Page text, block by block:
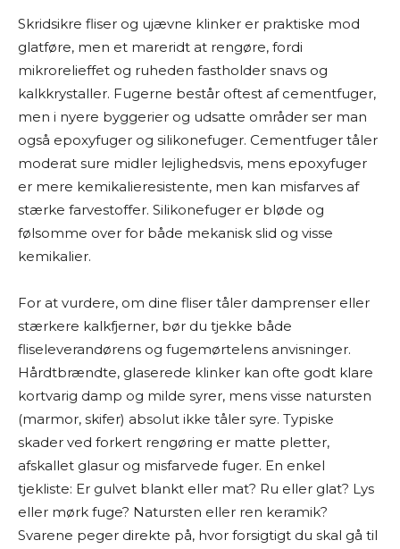
Skridsikre fliser og ujævne klinker er praktiske mod
glatføre, men et mareridt at rengøre, fordi
mikrorelieffet og ruheden fastholder snavs og
kalkkrystaller. Fugerne består oftest af cementfuger,
men i nyere byggerier og udsatte områder ser man
også epoxyfuger og silikonefuger. Cementfuger tåler
moderat sure midler lejlighedsvis, mens epoxyfuger
er mere kemikalieresistente, men kan misfarves af
stærke farvestoffer. Silikonefuger er bløde og
følsomme over for både mekanisk slid og visse
kemikalier.
For at vurdere, om dine fliser tåler damprenser eller
stærkere kalkfjerner, bør du tjekke både
fliseleverandørens og fugemørtelens anvisninger.
Hårdtbrændte, glaserede klinker kan ofte godt klare
kortvarig damp og milde syrer, mens visse natursten
(marmor, skifer) absolut ikke tåler syre. Typiske
skader ved forkert rengøring er matte pletter,
afskallet glasur og misfarvede fuger. En enkel
tjekliste: Er gulvet blankt eller mat? Ru eller glat? Lys
eller mørk fuge? Natursten eller ren keramik?
Svarene peger direkte på, hvor forsigtigt du skal gå til